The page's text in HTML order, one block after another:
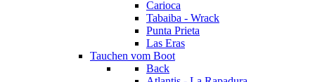
Carioca
Tabaiba - Wrack
Punta Prieta
Las Eras
Tauchen vom Boot
Back